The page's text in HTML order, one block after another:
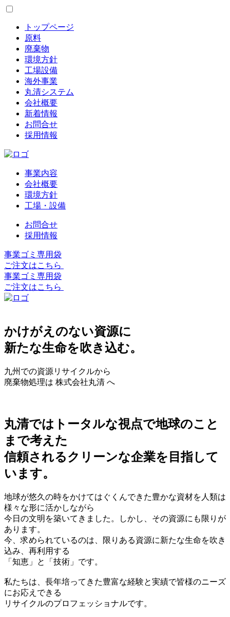
トップページ
原料
廃棄物
環境方針
工場設備
海外事業
丸清システム
会社概要
新着情報
お問合せ
採用情報
事業内容
会社概要
環境方針
工場・設備
お問合せ
採用情報
事業ゴミ専用袋
ご注文はこちら
事業ゴミ専用袋
ご注文はこちら
かけがえのない資源に
新たな生命を吹き込む。
九州での資源リサイクルから
廃棄物処理は 株式会社丸清 へ
丸清ではトータルな視点で地球のこと
まで考えた
信頼されるクリーンな企業を目指して
います。
地球が悠久の時をかけてはぐくんできた豊かな資材を人類は
様々な形に活かしながら
今日の文明を築いてきました。しかし、その資源にも限りが
あります。
今、求められているのは、限りある資源に新たな生命を吹き
込み、再利用する
「知恵」と「技術」です。
私たちは、長年培ってきた豊富な経験と実績で皆様のニーズ
にお応えできる
リサイクルのプロフェッショナルです。